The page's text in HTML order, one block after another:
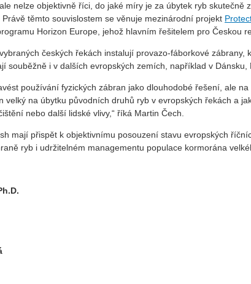
nelze objektivně říci, do jaké míry je za úbytek ryb skutečně
Právě těmto souvislostem se věnuje mezinárodní projekt
Horizon Europe, jehož hlavním řešitelem pro Českou
českých řekách instalují provazo-fáborkové zábrany,
souběžně i v dalších evropských zemích, například v Dánsku,
používání fyzických zábran jako dlouhodobé řešení, ale
velký na úbytku původních druhů ryb v evropských řekách a
nebo další lidské vlivy,“ říká Martin Čech.
mají přispět k objektivnímu posouzení stavu evropských
ryb i udržitelném managementu populace kormorána